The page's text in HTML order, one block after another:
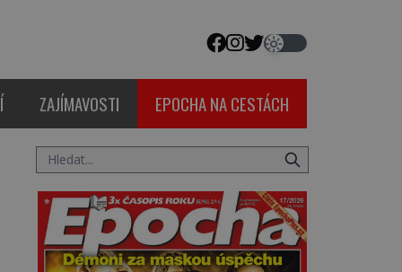
ZAJÍMAVOSTI EPOCHA NA CESTÁCH